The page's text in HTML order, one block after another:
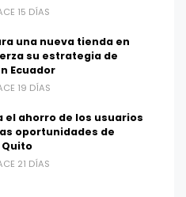
15 DÍAS
una nueva tienda en
su estrategia de
Ecuador
19 DÍAS
el ahorro de los usuarios
oportunidades de
21 DÍAS